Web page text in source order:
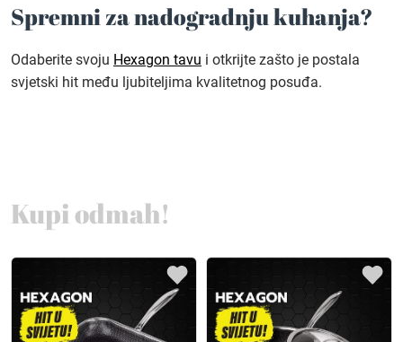
Spremni za nadogradnju kuhanja?
Odaberite svoju Hexagon tavu i otkrijte zašto je postala
svjetski hit među ljubiteljima kvalitetnog posuđa.
Kupi odmah!